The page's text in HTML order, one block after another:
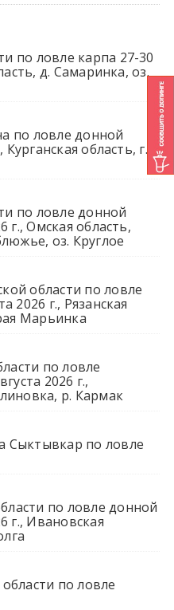
по ловле карпа 27-30
д. Самаринка, оз.
по ловле донной
область, г.
по ловле донной
г., Омская область,
оз. Круглое
области по ловле
2026 г., Рязанская
Марьинка
по ловле
2026 г.,
р. Кармак
Сыктывкар по ловле
по ловле донной
г., Ивановская
по ловле